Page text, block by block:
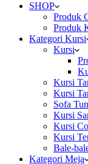
SHOP
Produk
Produk
Kategori Kursi
Kursi
Kursi
Kursi
Sofa
Kursi
Kursi
Kursi
Bale-
Kategori Meja